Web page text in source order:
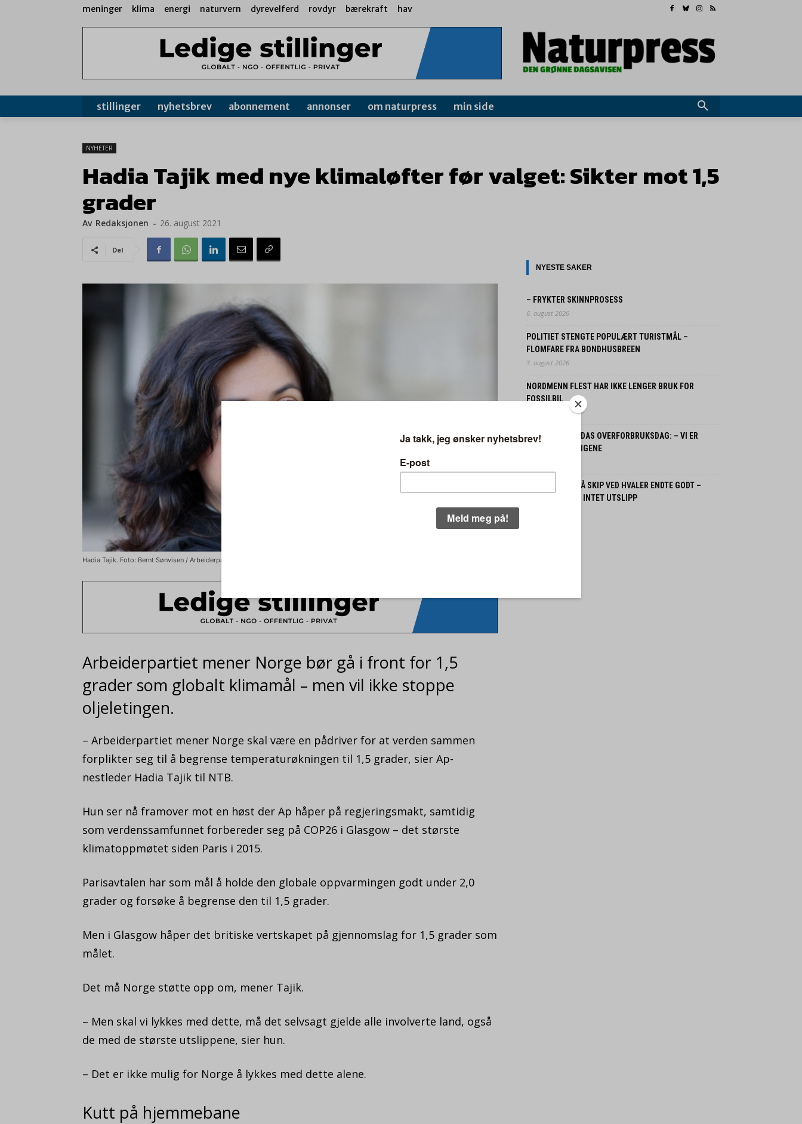
meninger klima energi naturvern dyrevelferd rovdyr bærekraft hav
stillinger nyhetsbrev abonnement annonser om naturpress min side
NYHETER
Hadia Tajik med nye klimaløfter før valget: Sikter mot 1,5
grader
Av Redaksjonen - 26. august 2021
Del
Hadia Tajik. Foto: Bernt Sønvisen / Arbeiderpartiet / Flickr.
Arbeiderpartiet mener Norge bør gå i front for 1,5
grader som globalt klimamål – men vil ikke stoppe
oljeletingen.
– Arbeiderpartiet mener Norge skal være en pådriver for at verden sammen
forplikter seg til å begrense temperaturøkningen til 1,5 grader, sier Ap-
nestleder Hadia Tajik til NTB.
Hun ser nå framover mot en høst der Ap håper på regjeringsmakt, samtidig
som verdenssamfunnet forbereder seg på COP26 i Glasgow – det største
klimatoppmøtet siden Paris i 2015.
Parisavtalen har som mål å holde den globale oppvarmingen godt under 2,0
grader og forsøke å begrense den til 1,5 grader.
Men i Glasgow håper det britiske vertskapet på gjennomslag for 1,5 grader som
målet.
Det må Norge støtte opp om, mener Tajik.
– Men skal vi lykkes med dette, må det selvsagt gjelde alle involverte land, også
de med de største utslippene, sier hun.
– Det er ikke mulig for Norge å lykkes med dette alene.
Kutt på hjemmebane
NYESTE SAKER
– FRYKTER SKINNPROSESS
6. august 2026
POLITIET STENGTE POPULÆRT TURISTMÅL –
FLOMFARE FRA BONDHUSBREEN
3. august 2026
NORDMENN FLEST HAR IKKE LENGER BRUK FOR
FOSSILBIL
NORGE OG JORDAS OVERFORBRUKSDAG: – VI ER
BLANT VERSTINGENE
EKSPLOSJON PÅ SKIP VED HVALER ENDTE GODT –
INGEN SKADDE, INTET UTSLIPP